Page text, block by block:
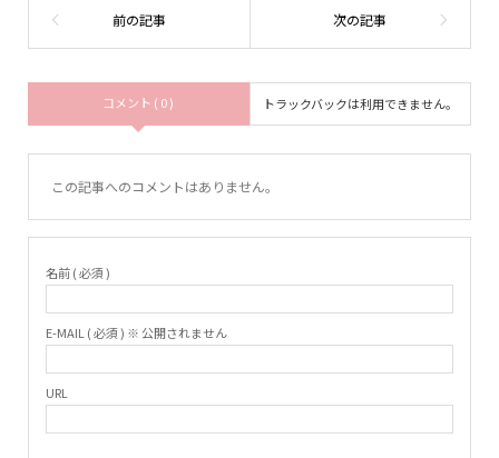
コメント ( 0 ) トラックバックは利用できません。
この記事へのコメントはありません。
名前 ( 必須 )
E-MAIL ( 必須 ) ※ 公開されません
URL